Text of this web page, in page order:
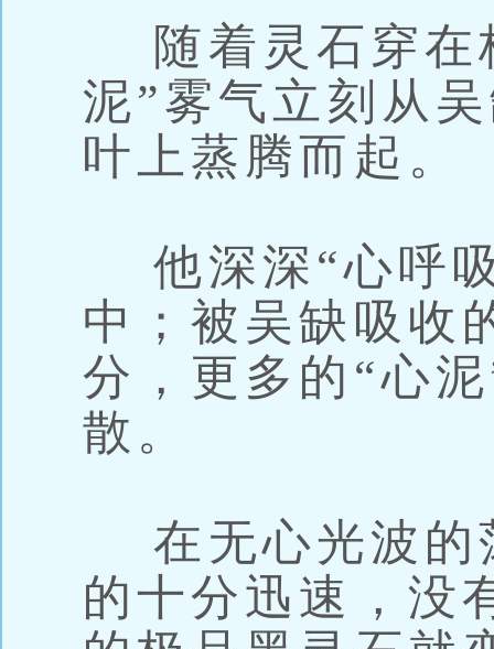
随着灵石穿在
泥”雾气立刻从
叶上蒸腾而起。
他深深“心呼
中；被吴缺吸收
分，更多的“心
散。
在无心光波的
的十分迅速，没